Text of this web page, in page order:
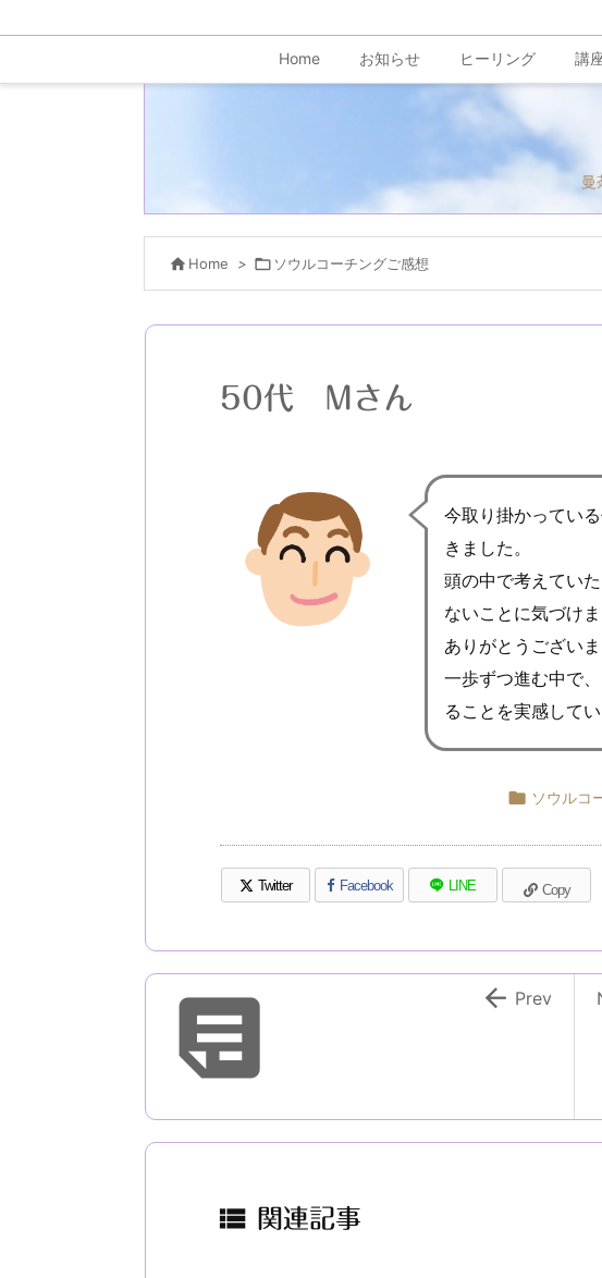
Home お知らせ ヒーリング 講
曼
 Home >  ソウルコーチングご感想
50代 Mさん
今取り掛かってい
きました。
頭の中で考えてい
ないことに気づけま
ありがとうございま
一歩ずつ進む中で
ることを実感してい
 ソウルコ
Twitter Facebook LINE Copy
  Prev
 関連記事